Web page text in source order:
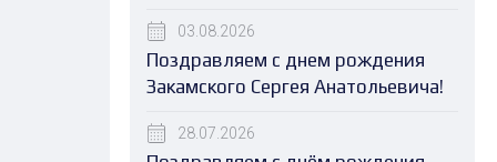
03.08.2026
Поздравляем с днем рождения
Закамского Сергея Анатольевича!
28.07.2026